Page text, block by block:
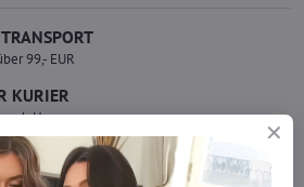
99,- EUR
KURIER
Hause.